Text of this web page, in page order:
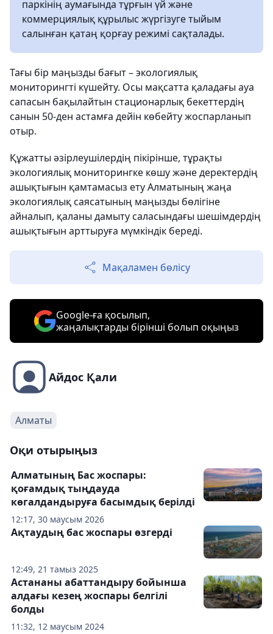
паркінің аумағында тұрғын үй және
коммерциялық құрылыс жүргізуге тыйым
салынған қатаң қорғау режимі сақталады.
Тағы бір маңызды бағыт – экологиялық
мониторингті күшейту. Осы мақсатта қаладағы ауа
сапасын бақылайтын стационарлық бекеттердің
санын 50-ден астамға дейін көбейту жоспарланып
отыр.
Құжатты әзірлеушілердің пікірінше, тұрақты
экологиялық мониторингке көшу және деректердің
ашықтығын қамтамасыз ету Алматының жаңа
экологиялық саясатының маңызды бөлігіне
айналып, қаланы дамыту саласындағы шешімдердің
ашықтығын арттыруға мүмкіндік береді.
Мақаламен бөлісу
Google-ға қосылып,
жаңалықтарды бірінші болып оқыңыз
Айдос Қали
Алматы
Оқи отырыңыз
12:17, 30 маусым 2026
Алматының Бас жоспары:
қоғамдық тыңдауда
көгалдандыруға басымдық берілді
12:49, 21 тамыз 2025
Ақтаудың бас жоспары өзгерді
11:32, 12 маусым 2024
Астананы абаттандыру бойынша
алдағы кезең жоспары белгілі
болды